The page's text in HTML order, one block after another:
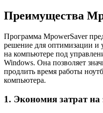
Преимущества
Программа MpowerSaver
решение для оптимизации и
на компьютере под
Windows. Она позволяет
продлить время работы
компьютера.
1. Экономия затрат на